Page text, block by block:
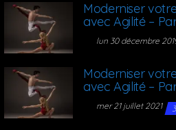
Moder­ni­ser
avec Agi­li­té –
lun 30 décembre
Moder­ni­ser
avec Agi­li­té –
mer 21 juillet 2021 3